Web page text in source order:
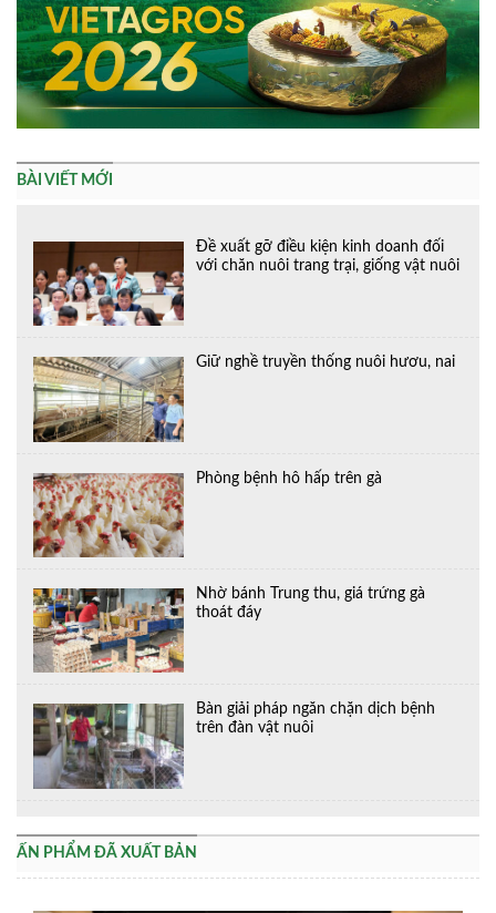
BÀI VIẾT MỚI
Đề xuất gỡ điều kiện kinh doanh đối
với chăn nuôi trang trại, giống vật nuôi
Giữ nghề truyền thống nuôi hươu, nai
Phòng bệnh hô hấp trên gà
Nhờ bánh Trung thu, giá trứng gà
thoát đáy
Bàn giải pháp ngăn chặn dịch bệnh
trên đàn vật nuôi
ẤN PHẨM ĐÃ XUẤT BẢN